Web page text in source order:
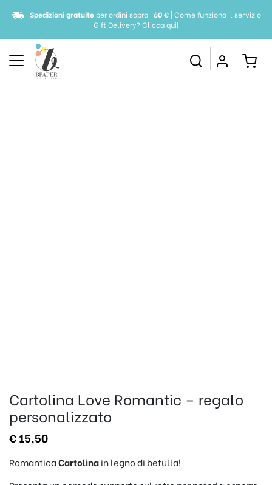
Spedizioni gratuiteper ordini sopra i 60 €| Come funziona il servizio
Gift Delivery?Clicca qui!
Cartolina Love Romantic – regalo
personalizzato
€15,50
RomanticaCartolinain legno di betulla!